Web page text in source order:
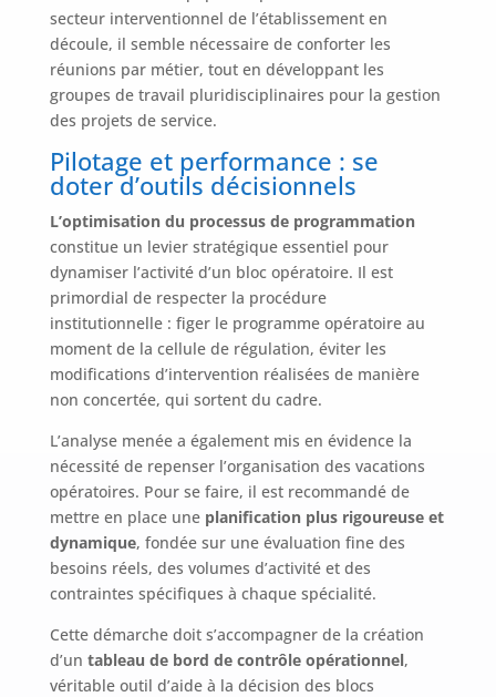
secteur interventionnel de l’établissement en
découle, il semble nécessaire de conforter les
réunions par métier, tout en développant les
groupes de travail pluridisciplinaires pour la gestion
des projets de service.
Pilotage et performance : se
doter d’outils décisionnels
L’optimisation du processus de programmation
constitue un levier stratégique essentiel pour
dynamiser l’activité d’un bloc opératoire. Il est
primordial de respecter la procédure
institutionnelle : figer le programme opératoire au
moment de la cellule de régulation, éviter les
modifications d’intervention réalisées de manière
non concertée, qui sortent du cadre.
L’analyse menée a également mis en évidence la
nécessité de repenser l’organisation des vacations
opératoires. Pour se faire, il est recommandé de
mettre en place une planification plus rigoureuse et
dynamique, fondée sur une évaluation fine des
besoins réels, des volumes d’activité et des
contraintes spécifiques à chaque spécialité.
Cette démarche doit s’accompagner de la création
d’un tableau de bord de contrôle opérationnel,
véritable outil d’aide à la décision des blocs